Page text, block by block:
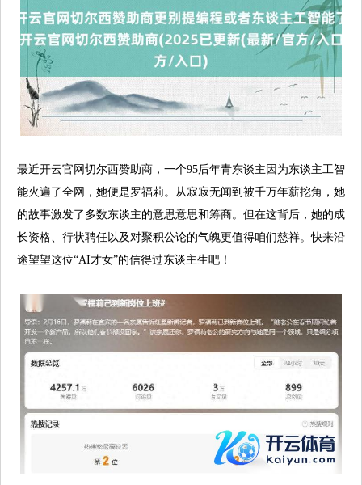
最近开云官网切尔西赞助商，一个95后年青东谈主因为东谈主工智
能火遍了全网，她便是罗福莉。从寂寂无闻到被千万年薪挖角，她
的故事激发了多数东谈主的意思意思和筹商。但在这背后，她的成
长资格、行状聘任以及对聚积公论的气魄更值得咱们慈祥。快来沿
途望望这位“AI才女”的信得过东谈主生吧！